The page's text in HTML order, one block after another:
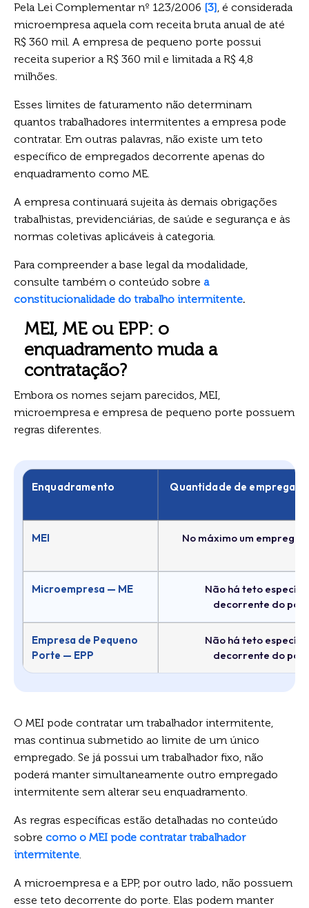
Pela Lei Complementar nº 123/2006 [3], é considerada
microempresa aquela com receita bruta anual de até
R$ 360 mil. A empresa de pequeno porte possui
receita superior a R$ 360 mil e limitada a R$ 4,8
milhões.
Esses limites de faturamento não determinam
quantos trabalhadores intermitentes a empresa pode
contratar. Em outras palavras, não existe um teto
específico de empregados decorrente apenas do
enquadramento como ME.
A empresa continuará sujeita às demais obrigações
trabalhistas, previdenciárias, de saúde e segurança e às
normas coletivas aplicáveis à categoria.
Para compreender a base legal da modalidade,
consulte também o conteúdo sobre a
constitucionalidade do trabalho intermitente.
MEI, ME ou EPP: o
enquadramento muda a
contratação?
Embora os nomes sejam parecidos, MEI,
microempresa e empresa de pequeno porte possuem
regras diferentes.
Enquadramento Quantidade de
MEI No máximo um
Microempresa — ME
Não há teto
decorrente do
Empresa de Pequeno
Porte — EPP
Não há teto
decorrente do
O MEI pode contratar um trabalhador intermitente,
mas continua submetido ao limite de um único
empregado. Se já possui um trabalhador fixo, não
poderá manter simultaneamente outro empregado
intermitente sem alterar seu enquadramento.
As regras específicas estão detalhadas no conteúdo
sobre como o MEI pode contratar trabalhador
intermitente.
A microempresa e a EPP, por outro lado, não possuem
esse teto decorrente do porte. Elas podem manter